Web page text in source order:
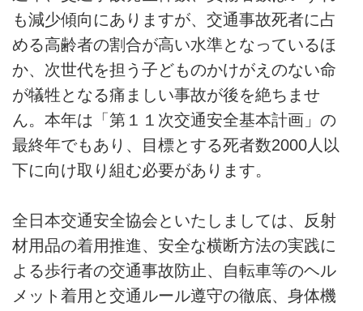
も減少傾向にありますが、交通事故死者に占
める高齢者の割合が高い水準となっているほ
か、次世代を担う子どものかけがえのない命
が犠牲となる痛ましい事故が後を絶ちませ
ん。本年は「第１１次交通安全基本計画」の
最終年でもあり、目標とする死者数2000人以
下に向け取り組む必要があります。
全日本交通安全協会といたしましては、反射
材用品の着用推進、安全な横断方法の実践に
よる歩行者の交通事故防止、自転車等のヘル
メット着用と交通ルール遵守の徹底、身体機